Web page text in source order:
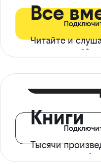
Все
Читайте и
ограничений*
Книги
Тысячи
с доступом